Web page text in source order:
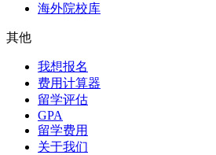
海外院校库
其他
我想报名
费用计算器
留学评估
GPA
留学费用
关于我们